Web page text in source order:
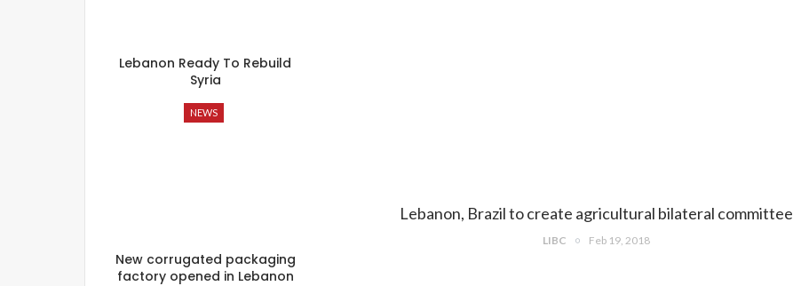
Lebanon, Brazil to create agricultural bilateral committee
LIBC Feb 19, 2018
Lebanon Ready To Rebuild
Syria
NEWS
New corrugated packaging
factory opened in Lebanon